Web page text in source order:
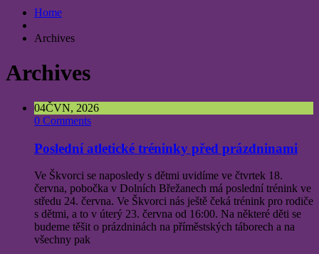
Home
Archives
Archives
04ČVN, 2026
0 Comments
Poslední atletické tréninky před prázdninami
Ve Škvorci se naposledy s dětmi uvidíme ve čtvrtek 18.
června, pobočka v Dolních Břežanech má poslední trénink ve
středu 24. června. Ve Škvorci nás ještě čeká trénink pro rodiče
s dětmi, a to v úterý 23. června od 16:00. Na některé děti se
budeme těšit o prázdninách na příměstských táborech a na
všechny pak